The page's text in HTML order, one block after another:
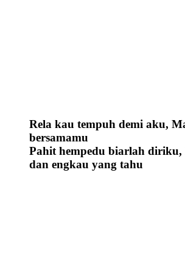
Rela kau tempuh demi aku,
bersamamu
Pahit hempedu biarlah diriku,
dan engkau yang tahu